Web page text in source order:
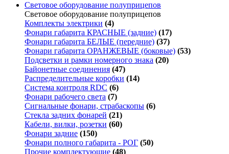
Световое оборудование полуприцепов
Световое оборудование полуприцепов
Комплекты электрики (4)
Фонари габарита КРАСНЫЕ (задние) (17)
Фонари габарита БЕЛЫЕ (передние) (37)
Фонари габарита ОРАНЖЕВЫЕ (боковые) (53)
Подсветки и рамки номерного знака (20)
Байонетные соединения (47)
Распределительные коробки (14)
Система контроля RDC (6)
Фонари рабочего света (7)
Сигнальные фонари, страбаскопы (6)
Стекла задних фонарей (21)
Кабели, вилки, розетки (60)
Фонари задние (150)
Фонари полного габарита - РОГ (50)
Прочие комплектующие (48)